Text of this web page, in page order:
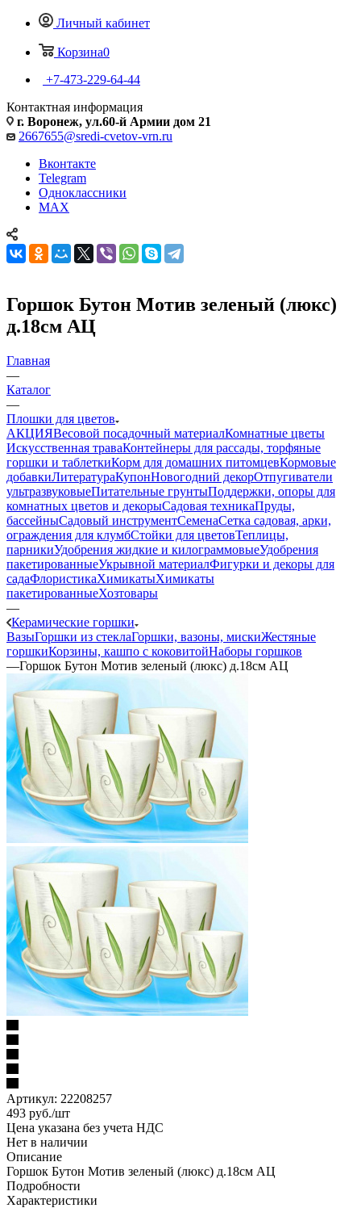
Личный кабинет
Корзина0
+7-473-229-64-44
Контактная информация
г. Воронеж, ул.60-й Армии дом 21
2667655@sredi-cvetov-vrn.ru
Вконтакте
Telegram
Одноклассники
MAX
Горшок Бутон Мотив зеленый (люкс)
д.18см АЦ
Главная
—
Каталог
—
Плошки для цветов
АКЦИЯВесовой посадочный материалКомнатные цветы
Искусственная траваКонтейнеры для рассады, торфяные
горшки и таблеткиКорм для домашних питомцевКормовые
добавкиЛитератураКупонНовогодний декорОтпугиватели
ультразвуковыеПитательные грунтыПоддержки, опоры для
комнатных цветов и декорыСадовая техникаПруды,
бассейныСадовый инструментСеменаСетка садовая, арки,
ограждения для клумбСтойки для цветовТеплицы,
парникиУдобрения жидкие и килограммовыеУдобрения
пакетированныеУкрывной материалФигурки и декоры для
садаФлористикаХимикатыХимикаты
пакетированныеХозтовары
—
Керамические горшки
ВазыГоршки из стеклаГоршки, вазоны, мискиЖестяные
горшкиКорзины, кашпо с коковитойНаборы горшков
—Горшок Бутон Мотив зеленый (люкс) д.18см АЦ
Артикул: 22208257
493 руб./шт
Цена указана без учета НДС
Нет в наличии
Описание
Горшок Бутон Мотив зеленый (люкс) д.18см АЦ
Подробности
Характеристики